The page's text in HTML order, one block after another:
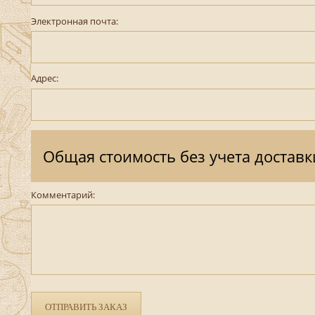
Электронная почта:
Адрес:
Общая стоимость без учета
Комментарий:
ОТПРАВИТЬ ЗАКАЗ